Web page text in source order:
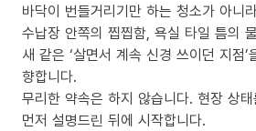
바닥이 번들거리기만 하는 청소가 아니
수납장 안쪽의 찝찝함, 욕실 타일 틈의
새 같은 ‘살면서 계속 신경 쓰이던 지점
향합니다.
무리한 약속은 하지 않습니다. 현장 상
먼저 설명드린 뒤에 시작합니다.